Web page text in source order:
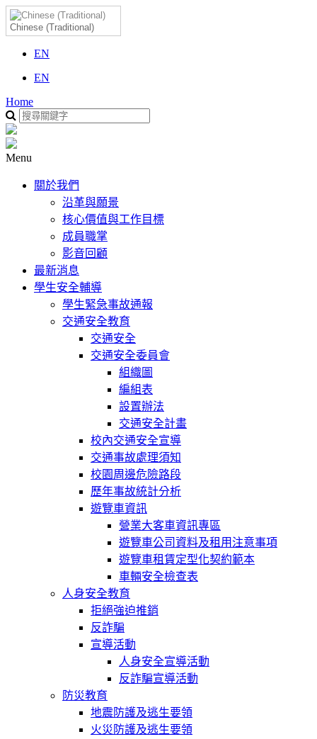
Chinese (Traditional)
EN
EN
Home
Menu
關於我們
沿革與願景
核心價值與工作目標
成員職掌
影音回顧
最新消息
學生安全輔導
學生緊急事故通報
交通安全教育
交通安全
交通安全委員會
組織圖
編組表
設置辦法
交通安全計畫
校內交通安全宣導
交通事故處理須知
校園周邊危險路段
歷年事故統計分析
遊覽車資訊
營業大客車資訊專區
遊覽車公司資料及租用注意事項
遊覽車租賃定型化契約範本
車輛安全檢查表
人身安全教育
拒絕強迫推銷
反詐騙
宣導活動
人身安全宣導活動
反詐騙宣導活動
防災教育
地震防護及逃生要領
火災防護及逃生要領